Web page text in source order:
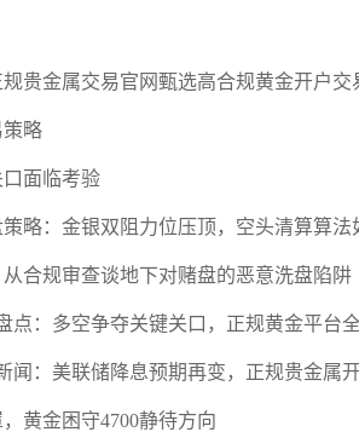
贵金属交易官网甄选高合规黄金开户交
略
口面临考验
略：金银双阻力位压顶，空头清算算法
合规审查谈地下对赌盘的恶意洗盘陷阱
点：多空争夺关键关口，正规黄金平台
闻：美联储降息预期再变，正规贵金属
黄金困守4700静待方向